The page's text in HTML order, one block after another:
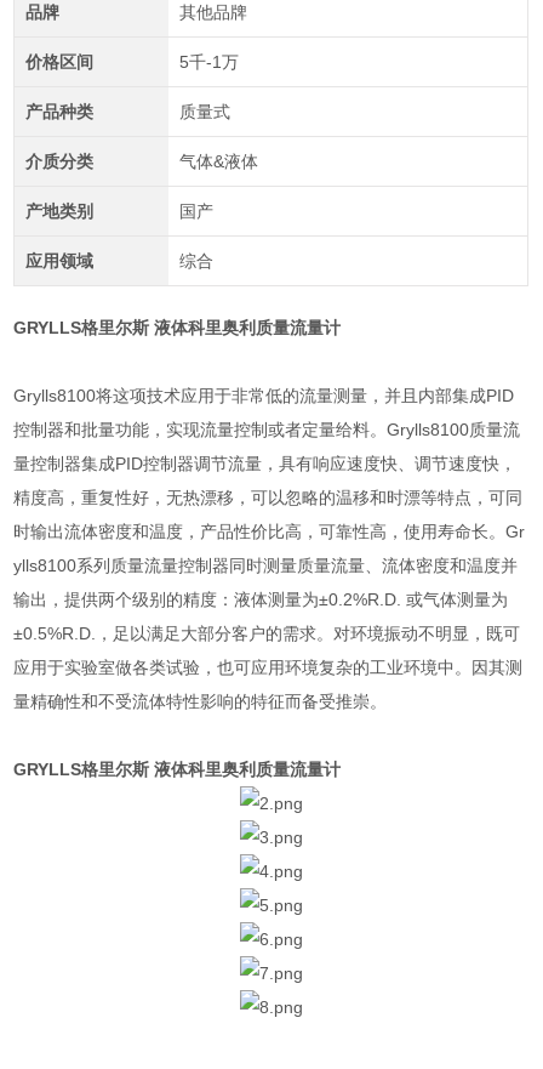
品牌 其他品牌
价格区间 5千-1万
产品种类 质量式
介质分类 气体&液体
产地类别 国产
应用领域 综合
GRYLLS格里尔斯 液体科里奥利质量流量计
Grylls8100将这项技术应用于非常低的流量测量，并且内部集成PID
控制器和批量功能，实现流量控制或者定量给料。Grylls8100质量流
量控制器集成PID控制器调节流量，具有响应速度快、调节速度快，
精度高，重复性好，无热漂移，可以忽略的温移和时漂等特点，可同
时输出流体密度和温度，产品性价比高，可靠性高，使用寿命长。Gr
ylls8100系列质量流量控制器同时测量质量流量、流体密度和温度并
输出，提供两个级别的精度：液体测量为±0.2%R.D. 或气体测量为
±0.5%R.D.，足以满足大部分客户的需求。对环境振动不明显，既可
应用于实验室做各类试验，也可应用环境复杂的工业环境中。因其测
量精确性和不受流体特性影响的特征而备受推崇。
GRYLLS格里尔斯 液体科里奥利质量流量计